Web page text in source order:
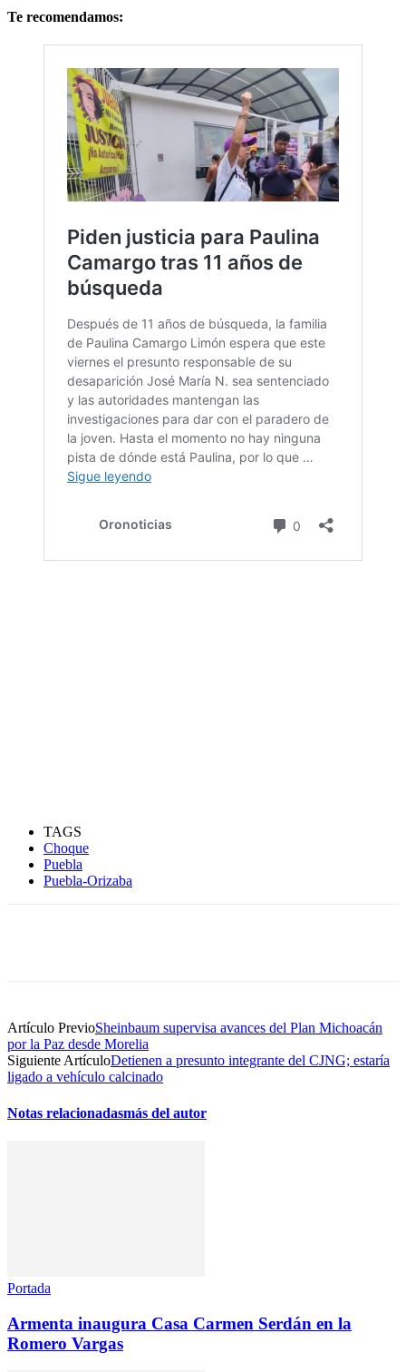
Te recomendamos:
TAGS
Choque
Puebla
Puebla-Orizaba
Artículo PrevioSheinbaum supervisa avances del Plan Michoacán
por la Paz desde Morelia
Siguiente ArtículoDetienen a presunto integrante del CJNG; estaría
ligado a vehículo calcinado
Notas relacionadasmás del autor
Portada
Armenta inaugura Casa Carmen Serdán en la
Romero Vargas